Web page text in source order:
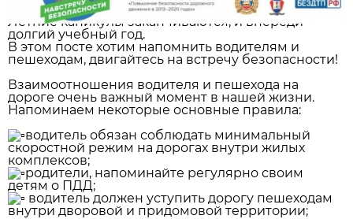
Летние каникулы заканчиваются, и впереди
долгий учебный год.
В этом посте хотим напомнить водителям и
пешеходам, двигайтесь на встречу безопасности!
Взаимоотношения водителя и пешехода на
дороге очень важный момент в нашей жизни.
Напоминаем некоторые основные правила:
водитель обязан соблюдать минимальный
скоростной режим на дорогах внутри жилых
комплексов;
родители, напоминайте регулярно своим
детям о ПДД;
водитель должен уступить дорогу пешеходам
внутри дворовой и придомовой территории;